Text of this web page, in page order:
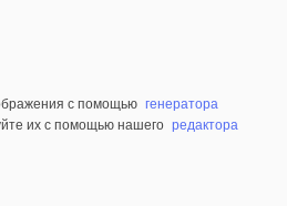
с помощью генератора
их с помощью нашего редактора